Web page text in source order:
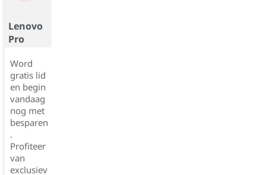
Lenovo
Pro
Word
gratis lid
en begin
vandaag
nog met
besparen
.
Profiteer
van
exclusiev